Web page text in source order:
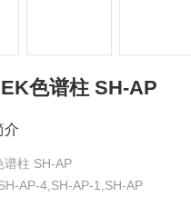
色谱柱 SH-AP
介
谱柱 SH-AP
AP-4,SH-AP-1,SH-AP